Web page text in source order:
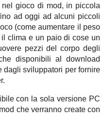
nel gioco di mod, in piccola
ad oggi ad alcuni piccoli
(come aumentare il peso
clima e un paio di cose un
pezzi del corpo degli
disponibili al download
dagli sviluppatori per fornire
con la sola versione PC
che verranno create con